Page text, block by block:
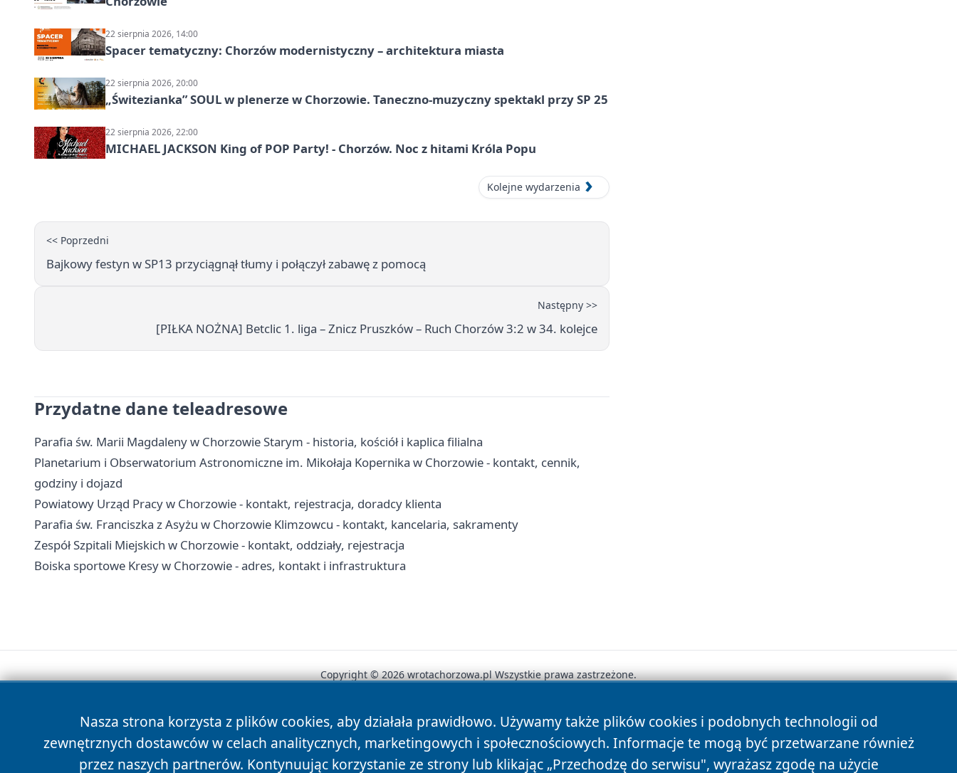
22 sierpnia 2026, 14:00
Spacer tematyczny: Chorzów modernistyczny – architektura miasta
22 sierpnia 2026, 20:00
„Świtezianka” SOUL w plenerze w Chorzowie. Taneczno-muzyczny spektakl przy SP 25
22 sierpnia 2026, 22:00
MICHAEL JACKSON King of POP Party! - Chorzów. Noc z hitami Króla Popu
Kolejne wydarzenia
<< Poprzedni
Bajkowy festyn w SP13 przyciągnął tłumy i połączył zabawę z pomocą
Następny >>
[PIŁKA NOŻNA] Betclic 1. liga – Znicz Pruszków – Ruch Chorzów 3:2 w 34. kolejce
Przydatne dane teleadresowe
Parafia św. Marii Magdaleny w Chorzowie Starym - historia, kościół i kaplica filialna
Planetarium i Obserwatorium Astronomiczne im. Mikołaja Kopernika w Chorzowie - kontakt, cennik,
godziny i dojazd
Powiatowy Urząd Pracy w Chorzowie - kontakt, rejestracja, doradcy klienta
Parafia św. Franciszka z Asyżu w Chorzowie Klimzowcu - kontakt, kancelaria, sakramenty
Zespół Szpitali Miejskich w Chorzowie - kontakt, oddziały, rejestracja
Boiska sportowe Kresy w Chorzowie - adres, kontakt i infrastruktura
Nasza strona korzysta z plików cookies, aby działała prawidłowo. Używamy także plików cookies i podobnych technologii od
zewnętrznych dostawców w celach analitycznych, marketingowych i społecznościowych. Informacje te mogą być przetwarzane również
przez naszych partnerów. Kontynuując korzystanie ze strony lub klikając „Przechodzę do serwisu", wyrażasz zgodę na użycie
Copyright © 2026 wrotachorzowa.pl Wszystkie prawa zastrzeżone.
News Autorzy Polityka Prywatności Polityka Cookies